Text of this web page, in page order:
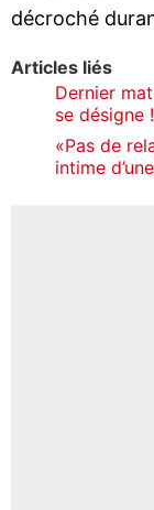
décroché
Articles liés
Dernier
se désigne !
«Pas de
intime